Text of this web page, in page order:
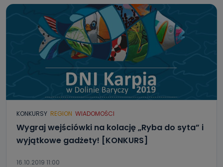
KONKURSY REGION WIADOMOŚCI
Wygraj wejściówki na kolację „Ryba do syta” i
wyjątkowe gadżety! [KONKURS]
16.10.2019 11:00